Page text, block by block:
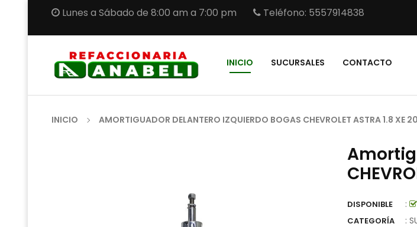
Lunes a Sábado de 8:00 am a 7:00 pm Teléfono: 5557914838
INICIO SUCURSALES CONTACTO
INICIO AMORTIGUADOR DELANTERO IZQUIERDO BOGAS CHEVROLET ASTRA 1.8
DISPONIBLE :
CATEGORÍA :